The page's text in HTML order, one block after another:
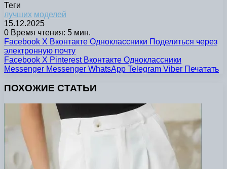
Теги
лучших моделей
15.12.2025
0 Время чтения: 5 мин.
Facebook X Вконтакте Одноклассники Поделиться через
электронную почту
Facebook X Pinterest Вконтакте Одноклассники
Messenger Messenger WhatsApp Telegram Viber Печатать
ПОХОЖИЕ СТАТЬИ